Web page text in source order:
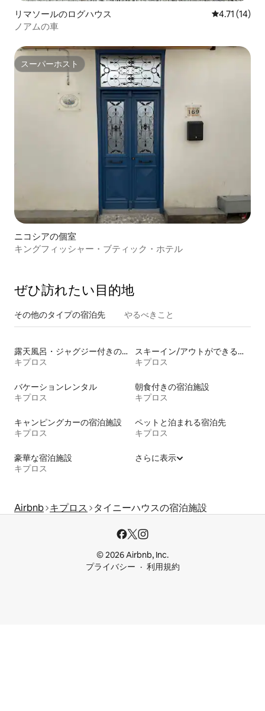
リマソールのログハウス レビュー14
4.71 (14)
ノアムの車
スーパーホスト
スーパーホスト
ニコシアの個室
キングフィッシャー・ブティック・ホテル
ぜひ訪⁠れ⁠た⁠い目⁠的⁠地
その他のタ⁠イ⁠プ⁠の宿⁠泊⁠先 やるべきこと
露天風呂・ジャグジー付きの宿泊施設
キプロス
スキーイン/アウトができる宿泊先
キプロス
バケーションレンタル
キプロス
朝食付きの宿泊施設
キプロス
キャンピングカーの宿泊施設
キプロス
ペットと泊まれる宿泊先
キプロス
豪華な宿泊施設
キプロス
さらに表示
Airbnb キプロス タイニーハウスの宿泊施設
© 2026 Airbnb, Inc.
プライバシー
利用規約